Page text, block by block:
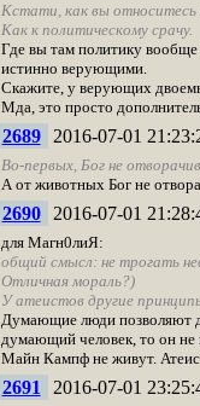
Кстати, как вы
Как к политическому срачу.
Где вы там политику вообще
истинно верующими.
Скажите, у верующих
Мда, это просто
2689 2016-07-01
Во-первых, Бог не
А от животных Бог не
2690 2016-07-01
для Магн0лиЯ:
общий смысл: не трогать
Отличная мораль?)
У атеистов другие
Думающие люди позволяют
думающий человек, то он не
Майн Кампф не живут.
2691 2016-07-01